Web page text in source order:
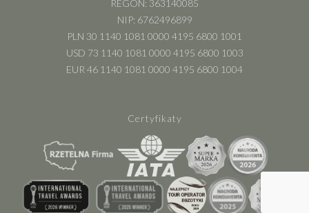
REGON: 363140085
NIP: 6762496899
PLN 30 1140 1081 0000 4195 6800 1001
USD 73 1140 1081 0000 4195 6800 1003
EUR 46 1140 1081 0000 4195 6800 1004
Certyfikaty